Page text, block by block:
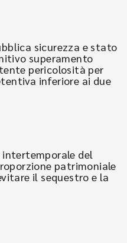
sicurezza e stato
superamento
pericolosità per
inferiore ai due
intertemporale del
patrimoniale
il sequestro e la